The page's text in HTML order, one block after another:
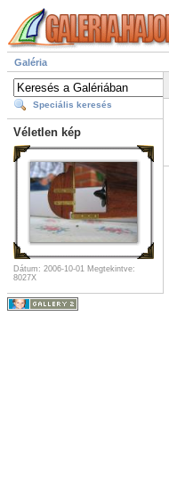
Galéria
Speciális keresés
Véletlen kép
Dátum: 2006-10-01 Megtekintve:
8027X